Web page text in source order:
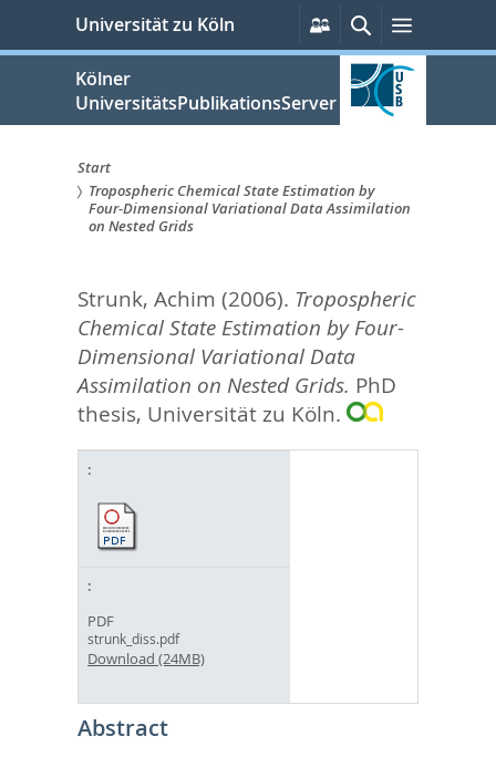
springen
Universität zu Köln
Persönliche
Services
SucheMenü
Kölner
UniversitätsPublikationsServer
Sie
hier:
Start
Tropospheric Chemical State Estimation by
Four-Dimensional Variational Data Assimilation
on Nested Grids
Strunk, Achim (2006). Tropospheric
Chemical State Estimation by Four-
Dimensional Variational Data
Assimilation on Nested Grids. PhD
thesis, Universität zu Köln.
PDF
strunk_diss.pdf
Download (24MB)
Abstract